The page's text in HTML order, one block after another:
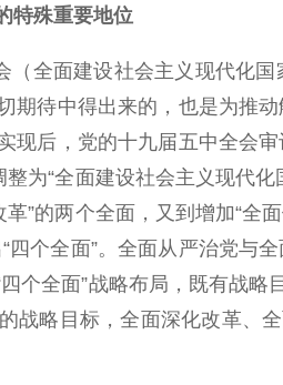
特殊重要地位
全面建设社会主义现代化
期待中得出来的，也是为推
现后，党的十九届五中全会
为“全面建设社会主义现代
”的两个全面，又到增加“全
个全面”。全面从严治党与
个全面”战略布局，既有战
战略目标，全面深化改革、